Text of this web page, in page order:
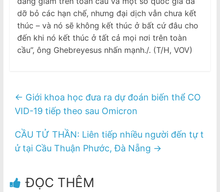
dỡ bỏ các hạn chế, nhưng đại dịch vẫn chưa kết
thúc – và nó sẽ không kết thúc ở bất cứ đâu cho
đến khi nó kết thúc ở tất cả mọi nơi trên toàn
cầu”, ông Ghebreyesus nhấn mạnh./. (T/H, VOV)
← Giới khoa học đưa ra dự đoán biến thể CO
VID-19 tiếp theo sau Omicron
CẦU TỬ THẦN: Liên tiếp nhiều người đến tự t
ử tại Cầu Thuận Phước, Đà Nẵng →
ĐỌC THÊM